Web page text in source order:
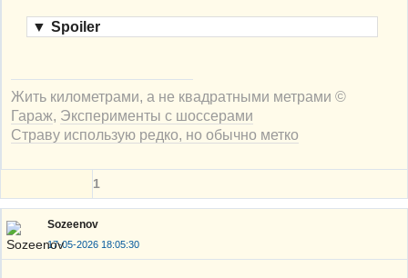
▼ Spoiler
Жить километрами, а не квадратными метрами ©
Гараж, Эксперименты с шоссерами
Страву использую редко, но обычно метко
1
Sozeenov
17-05-2026 18:05:30